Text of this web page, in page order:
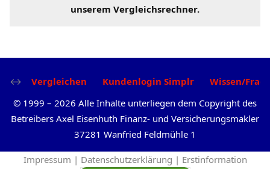
unserem Vergleichsrechner.
Vergleichen Kundenlogin Simplr
Wissen/
© 1999 – 2026 Alle Inhalte unterliegen dem Copyright des
Betreibers Axel Eisenhuth Finanz- und Versicherungsmakler
37281 Wanfried Feldmühle 1
Impressum | Datenschutzerklärung | Erstinformation